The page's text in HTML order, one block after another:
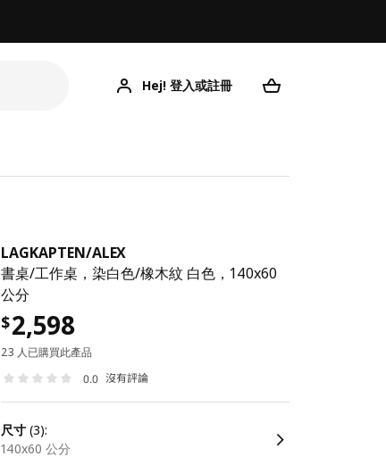
Hej! 登入或註冊
LAGKAPTEN/ALEX
書桌/工作桌，染白色/橡木紋 白色，140x60
公分
$2,598
23 人已購買此產品
0.0 沒有評論
尺寸 (3):
140x60 公分